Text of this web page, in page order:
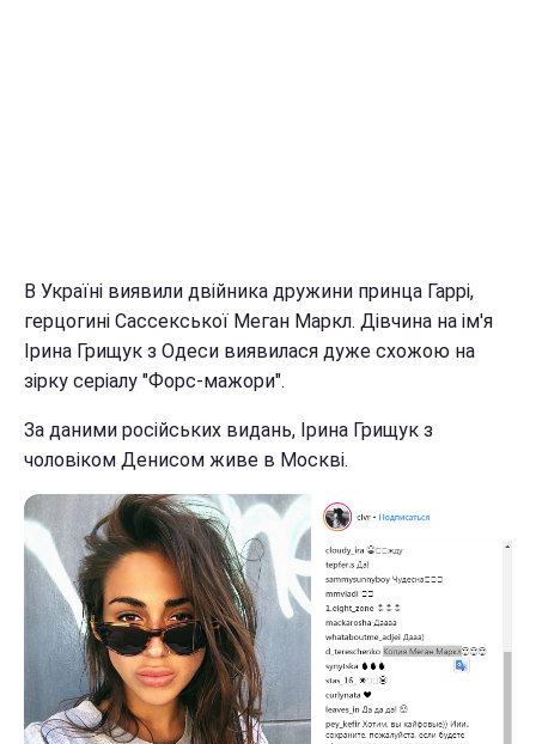
В Україні виявили двійника дружини принца Гаррі,
герцогині Сассекської Меган Маркл. Дівчина на ім'я
Ірина Грищук з Одеси виявилася дуже схожою на
зірку серіалу "Форс-мажори".
За даними російських видань, Ірина Грищук з
чоловіком Денисом живе в Москві.